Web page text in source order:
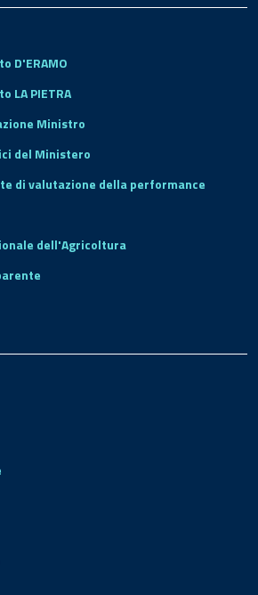
D'ERAMO
LA PIETRA
Ministro
del Ministero
di valutazione della performance
dell'Agricoltura